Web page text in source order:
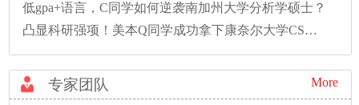
低gpa+语言，C同学如何逆袭南加州大学分析学硕士？
凸显科研强项！美本Q同学成功拿下康奈尔大学CS硕士录取！
专家团队 More